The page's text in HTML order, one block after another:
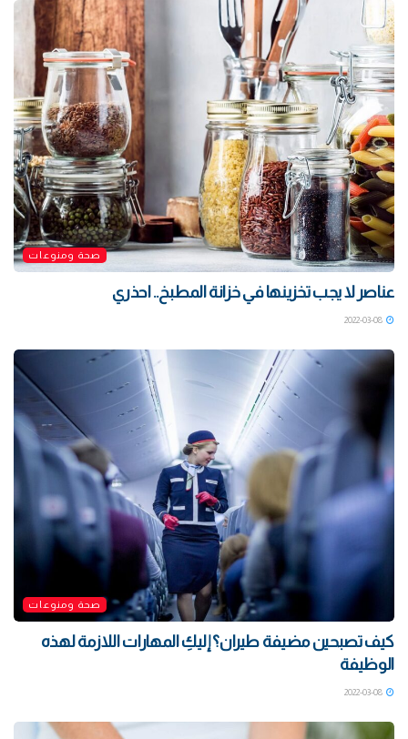
صحة ومنوعات
عناصر لا يجب تخزينها في خزانة المطبخ.. احذري
صحة ومنوعات
كيف تصبحين مضيفة طيران؟ إليكِ المهارات اللازمة لهذه
الوظيفة